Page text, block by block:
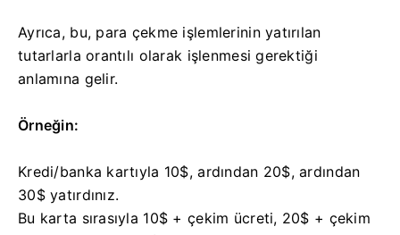
Ayrıca, bu, para çekme işlemlerinin yatırılan
tutarlarla orantılı olarak işlenmesi gerektiği
anlamına gelir.
Örneğin:
Kredi/banka kartıyla 10$, ardından 20$, ardından
30$ yatırdınız.
Bu karta sırasıyla 10$ + çekim ücreti, 20$ + çekim